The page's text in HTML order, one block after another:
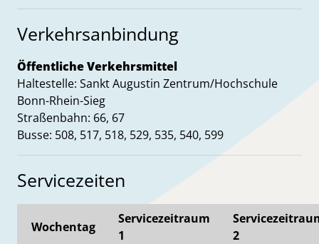
Verkehrsanbindung
Öffentliche Verkehrsmittel
Haltestelle: Sankt Augustin Zentrum/Hochschule
Bonn-Rhein-Sieg
Straßenbahn: 66, 67
Busse: 508, 517, 518, 529, 535, 540, 599
Servicezeiten
Wochentag
Servicezeitraum
1
2